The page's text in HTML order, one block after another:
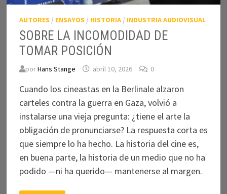
AUTORES / ENSAYOS / HISTORIA/ INDUSTRIA AUDIOVISUAL
SOBRE LA INCOMODIDAD DE
TOMAR POSICIÓN
porHans Stange abril 10, 2026 0
Cuando los cineastas en la Berlinale alzaron
carteles contra la guerra en Gaza, volvió a
instalarse una vieja pregunta: ¿tiene el arte la
obligación de pronunciarse? La respuesta corta es
que siempre lo ha hecho. La historia del cine es,
en buena parte, la historia de un medio que no ha
podido —ni ha querido— mantenerse al margen.